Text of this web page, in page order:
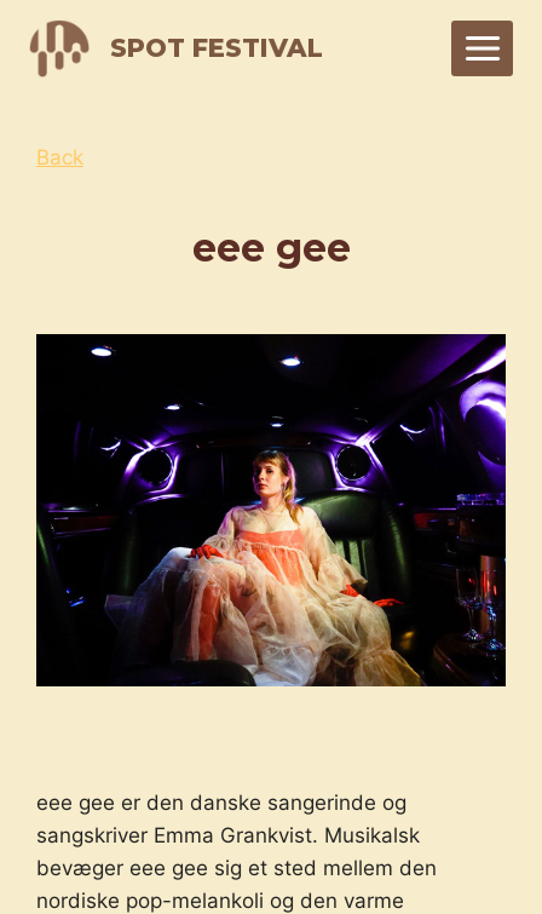
content
SPOT FESTIVAL
Back
eee gee
eee gee er den danske sangerinde og
sangskriver Emma Grankvist. Musikalsk
bevæger eee gee sig et sted mellem den
nordiske pop-melankoli og den varme